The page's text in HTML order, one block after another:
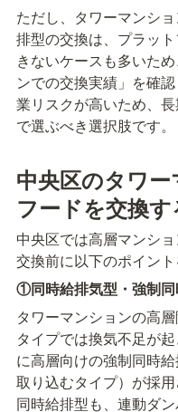
ただし、タワーマンシ
排型の交換は、プラッ
きないケースも多いた
ンでの交換実績」を確
業リスクが高いため、
で選ぶべき選択肢です。
中央区のタワ
フードを交換
中央区では高層マンシ
交換前に以下のポイン
①同時給排気型・強制
タワーマンションの高
タイプでは換気不足が
に高層向けの強制同時
取り込むタイプ）が採
同時給排型も、連動ダ